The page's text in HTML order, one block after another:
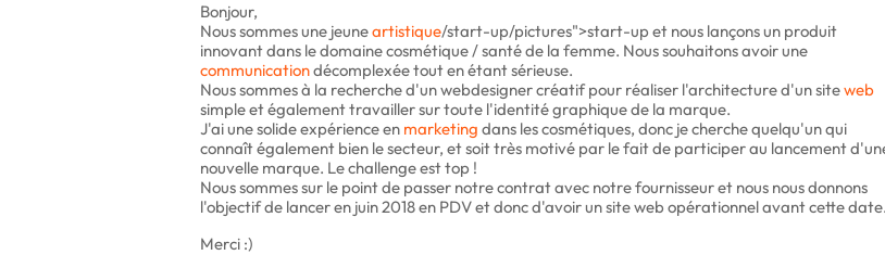
Bonjour,
Nous sommes une jeuneartistique/start-up/pictures">start-up et nous lançons un produit
innovant dans le domaine cosmétique / santé de la femme. Nous souhaitons avoir une
communicationdécomplexée tout en étant sérieuse.
Nous sommes à la recherche d'un webdesigner créatif pour réaliser l'architecture d'un siteweb
simple et également travailler sur toute l'identité graphique de la marque.
J'ai une solide expérience en marketing dans les cosmétiques, donc je cherche quelqu'un qui
connaît également bien le secteur, et soit très motivé par le fait de participer au lancement
nouvelle marque. Le challenge est top !
Nous sommes sur le point de passer notre contrat avec notre fournisseur et nous nous donnons
l'objectif de lancer en juin 2018 en PDV et donc d'avoir un site web opérationnel avant cette date.
Merci :)